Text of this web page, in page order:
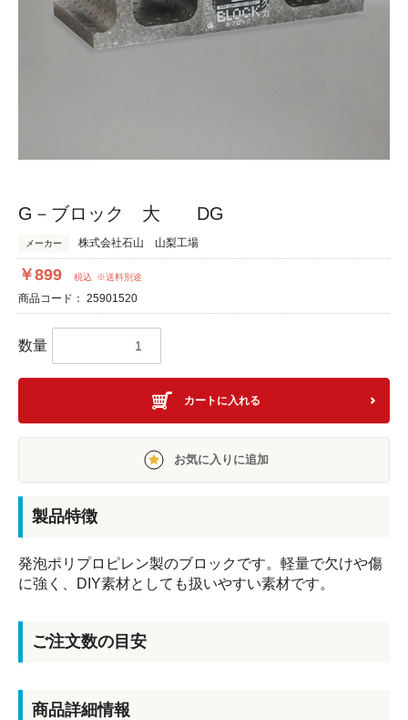
G－ブロック 大 DG
メーカー 株式会社石山 山梨工場
￥899 税込 ※送料別途
商品コード： 25901520
数量
カートに入れる
お気に入りに追加
製品特徴
発泡ポリプロピレン製のブロックです。軽量で欠けや傷
に強く、DIY素材としても扱いやすい素材です。
ご注文数の目安
商品詳細情報